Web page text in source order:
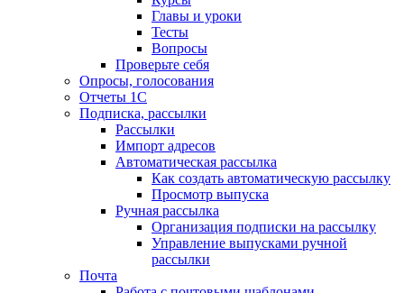
Главы и уроки
Тесты
Вопросы
Проверьте себя
Опросы, голосования
Отчеты 1С
Подписка, рассылки
Рассылки
Импорт адресов
Автоматическая рассылка
Как создать автоматическую рассылку
Просмотр выпуска
Ручная рассылка
Организация подписки на рассылку
Управление выпусками ручной
рассылки
Почта